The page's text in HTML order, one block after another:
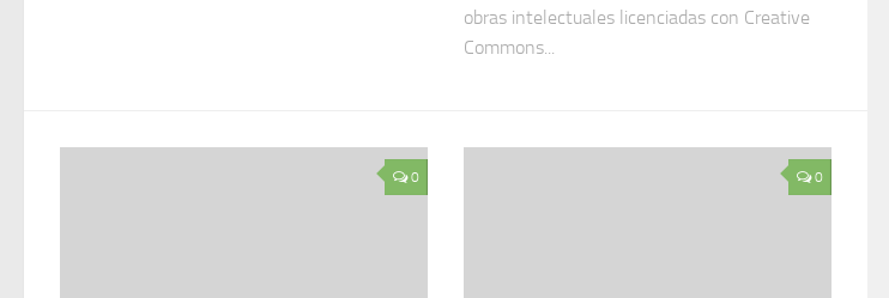
obras intelectuales licenciadas con Creative
Commons...
0 0